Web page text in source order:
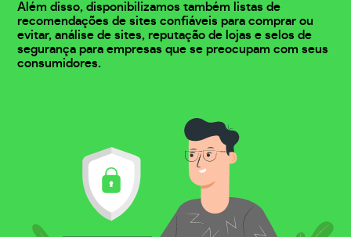
Além disso, disponibilizamos também listas de
recomendações de sites confiáveis para comprar ou
evitar, análise de sites, reputação de lojas e selos de
segurança para empresas que se preocupam com seus
consumidores.